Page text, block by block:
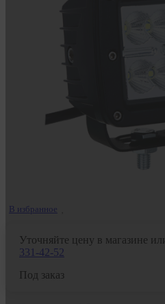
В избранное
Уточняйте цену в магазине
331-42-52
Под заказ